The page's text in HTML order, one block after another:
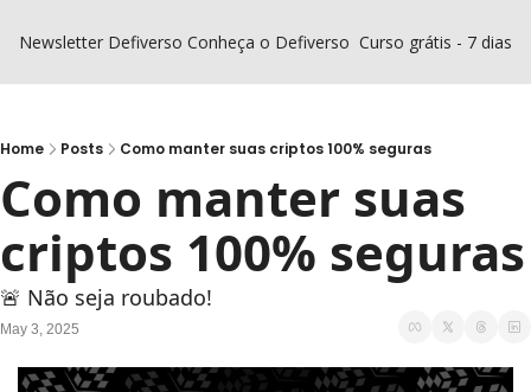
Newsletter Defiverso Conheça o Defiverso Curso grátis - 7 dias
Home Posts Como manter suas criptos 100% seguras
Como manter suas
criptos 100% seguras
🚨 Não seja roubado!
May 3, 2025